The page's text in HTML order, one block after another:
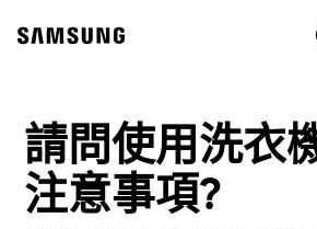
content
請問使用洗衣
注意事項?